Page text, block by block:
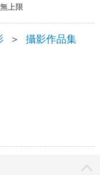
上限
＞ 攝影作品集